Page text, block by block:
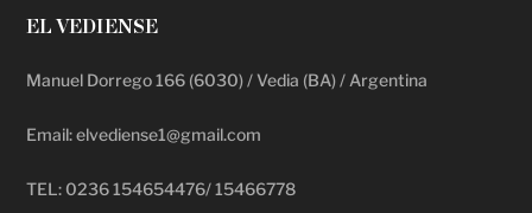
EL VEDIENSE
Manuel Dorrego 166 (6030) / Vedia (BA) / Argentina
Email: elvediense1@gmail.com
TEL: 0236 154654476/ 15466778